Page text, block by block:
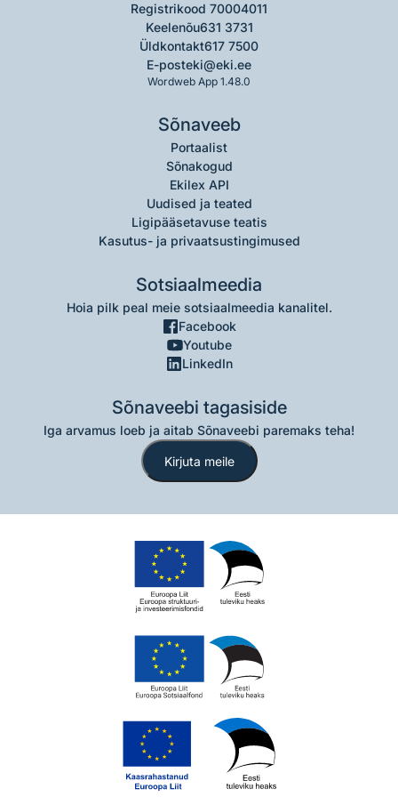
Registrikood 70004011
Keelenõu631 3731
Üldkontakt617 7500
E-posteki@eki.ee
Wordweb App 1.48.0
Sõnaveeb
Portaalist
Sõnakogud
Ekilex API
Uudised ja teated
Ligipääsetavuse teatis
Kasutus- ja privaatsustingimused
Sotsiaalmeedia
Hoia pilk peal meie sotsiaalmeedia kanalitel.
Facebook
Youtube
LinkedIn
Sõnaveebi tagasiside
Iga arvamus loeb ja aitab Sõnaveebi paremaks teha!
Kirjuta meile